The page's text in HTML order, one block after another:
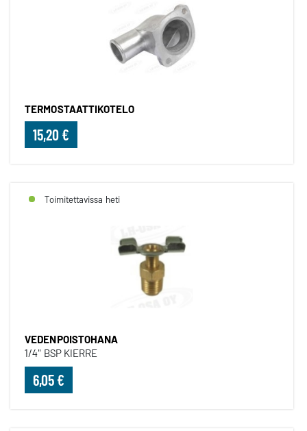
TERMOSTAATTIKOTELO
15,20 €
Toimitettavissa heti
VEDENPOISTOHANA
1/4" BSP KIERRE
6,05 €